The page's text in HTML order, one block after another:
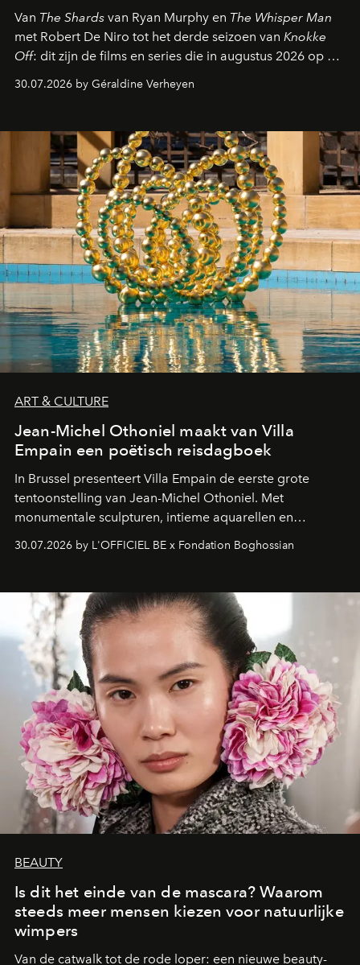
Van The Shards van Ryan Murphy en The Whisper Man
met Robert De Niro tot het derde seizoen van Knokke
Off: dit zijn de films en series die in augustus 2026 op de
streamingplatformen verschijnen.
30.07.2026 by Géraldine Verheyen
ART & CULTURE
Jean-Michel Othoniel maakt van Villa
Empain een poëtisch reisdagboek
In Brussel presenteert Villa Empain de eerste grote
tentoonstelling van Jean-Michel Othoniel. Met
monumentale sculpturen, intieme aquarellen en
fonkelend Murano-glas creëert de Franse kunstenaar
een emotionele reis waarin elk werk de herinnering
moment van verwondering.
30.07.2026 by L'OFFICIEL BE x Fondation Boghossian
BEAUTY
Is dit het einde van de mascara? Waarom
steeds meer mensen kiezen voor natuurlijke
wimpers
Van de catwalk tot de rode loper: een nieuwe beauty-